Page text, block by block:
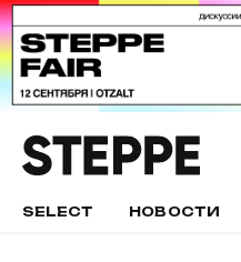
SELECT НОВОСТИ